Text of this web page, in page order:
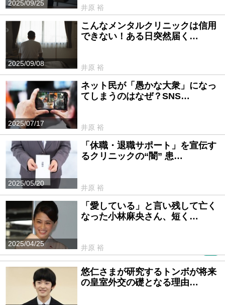
2025/09/25
井原 裕
2025/09/08
こんなメンタルクリニックは信用
できない！ある日突然届く…
井原 裕
2025/07/17
ネット民が「愚かな大衆」になっ
てしまうのはなぜ？SNS…
井原 裕
2025/05/20
「休職・退職サポート」を宣伝す
るクリニックの“闇” 患…
井原 裕
2025/04/25
「愛している」と言い残して亡く
なった小林麻央さん、短く…
井原 裕
悠仁さまが研究するトンボが将来
の皇室外交の礎となる理由…